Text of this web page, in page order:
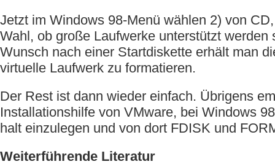
Jetzt im Windows 98-Menü wählen 2) von
Wahl, ob große Laufwerke unterstützt werden
Wunsch nach einer Startdiskette erhält man
virtuelle Laufwerk zu formatieren.
Der Rest ist dann wieder einfach. Übrigens
Installationshilfe von VMware, bei Windows
halt einzulegen und von dort FDISK und
Weiterführende Literatur